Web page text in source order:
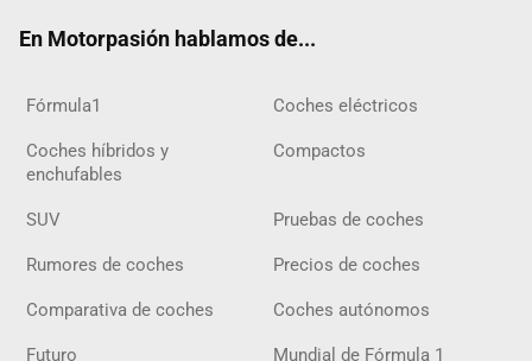
En Motorpasión hablamos de...
Fórmula1 Coches eléctricos
Coches híbridos y
enchufables
Compactos
SUV Pruebas de coches
Rumores de coches Precios de coches
Comparativa de coches Coches autónomos
Futuro Mundial de Fórmula 1